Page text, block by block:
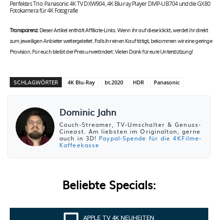
Perfektes Trio: Panasonic 4K TV DXW904, 4K Blu-ray Player DMP-UB704 und die GX80
Fotokamera für 4K Fotografie
Transparenz:Dieser Artikel enthält Affiliate-Links. Wenn ihr auf diese klickt, werdet ihr direkt
zum jeweiligen Anbieter weitergeleitet. Falls ihr einen Kauf tätigt, bekommen wir eine geringe
Provision. Für euch bleibt der Preis unverändert. Vielen Dank für eure Unterstützung!
SCHLAGWÖRTER 4K Blu-Ray bt.2020 HDR Panasonic
Dominic Jahn
Couch-Streamer, TV-Umschalter & Genuss-
Cineast. Am liebsten im Originalton, gerne
auch in 3D! Paypal-Spende für die 4KFilme-
Kaffeekasse
Beliebte Specials:
APPLE TV 4K NEUHEITEN